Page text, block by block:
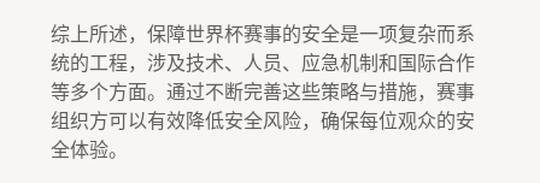
综上所述，保障世界杯赛事的安全是一项复杂而系
统的工程，涉及技术、人员、应急机制和国际合作
等多个方面。通过不断完善这些策略与措施，赛事
组织方可以有效降低安全风险，确保每位观众的安
全体验。